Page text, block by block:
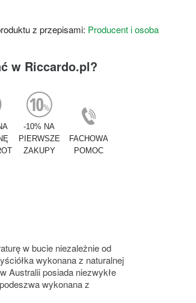
z przepisami: Producent i osoba
w Riccardo.pl?
-10% NA
PIERWSZE
ZAKUPY
FACHOWA
POMOC
w bucie niezależnie od
wykonana z naturalnej
Australii posiada niezwykłe
wykonana z